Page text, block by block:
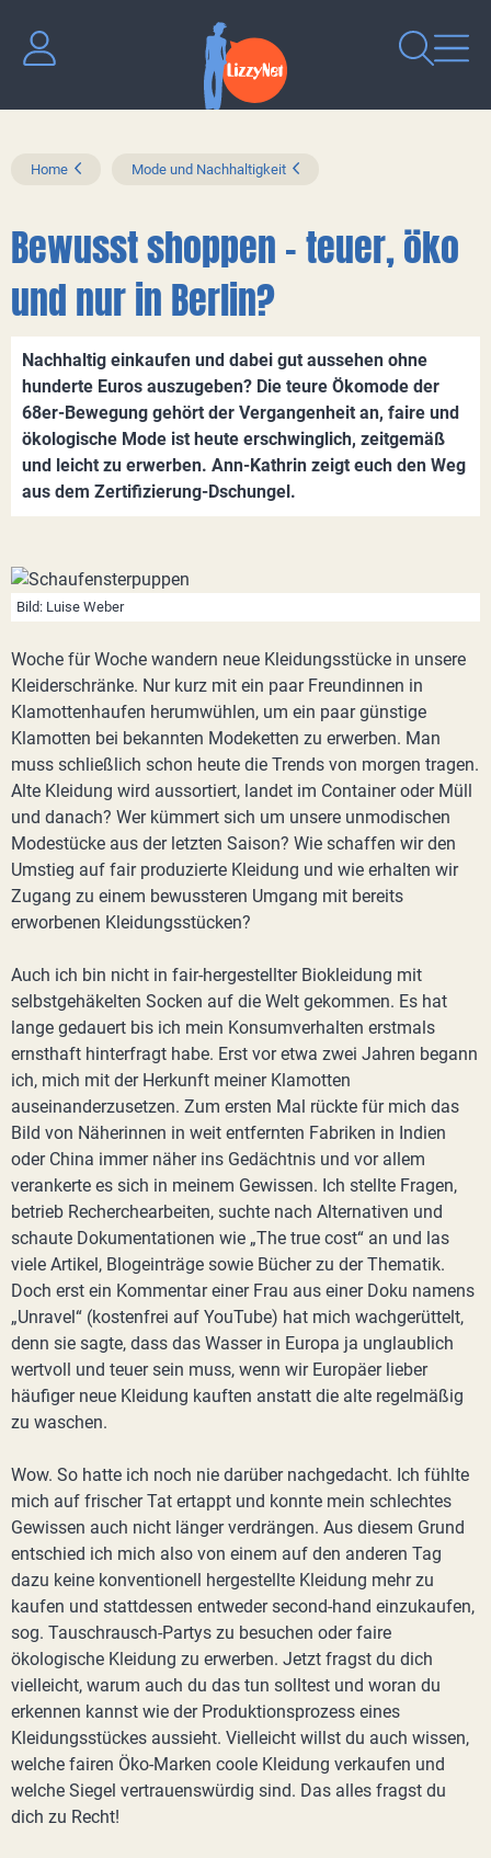
Home Mode und Nachhaltigkeit
Bewusst shoppen – teuer, öko
und nur in Berlin?
Nachhaltig einkaufen und dabei gut aussehen ohne
hunderte Euros auszugeben? Die teure Ökomode der
68er-Bewegung gehört der Vergangenheit an, faire und
ökologische Mode ist heute erschwinglich, zeitgemäß
und leicht zu erwerben. Ann-Kathrin zeigt euch den Weg
aus dem Zertifizierung-Dschungel.
Bild: Luise Weber
Woche für Woche wandern neue Kleidungsstücke in unsere
Kleiderschränke. Nur kurz mit ein paar Freundinnen in
Klamottenhaufen herumwühlen, um ein paar günstige
Klamotten bei bekannten Modeketten zu erwerben. Man
muss schließlich schon heute die Trends von morgen tragen.
Alte Kleidung wird aussortiert, landet im Container oder Müll
und danach? Wer kümmert sich um unsere unmodischen
Modestücke aus der letzten Saison? Wie schaffen wir den
Umstieg auf fair produzierte Kleidung und wie erhalten wir
Zugang zu einem bewussteren Umgang mit bereits
erworbenen Kleidungsstücken?
Auch ich bin nicht in fair-hergestellter Biokleidung mit
selbstgehäkelten Socken auf die Welt gekommen. Es hat
lange gedauert bis ich mein Konsumverhalten erstmals
ernsthaft hinterfragt habe. Erst vor etwa zwei Jahren begann
ich, mich mit der Herkunft meiner Klamotten
auseinanderzusetzen. Zum ersten Mal rückte für mich das
Bild von Näherinnen in weit entfernten Fabriken in Indien
oder China immer näher ins Gedächtnis und vor allem
verankerte es sich in meinem Gewissen. Ich stellte Fragen,
betrieb Recherchearbeiten, suchte nach Alternativen und
schaute Dokumentationen wie „The true cost“ an und las
viele Artikel, Blogeinträge sowie Bücher zu der Thematik.
Doch erst ein Kommentar einer Frau aus einer Doku namens
„Unravel“ (kostenfrei auf YouTube) hat mich wachgerüttelt,
denn sie sagte, dass das Wasser in Europa ja unglaublich
wertvoll und teuer sein muss, wenn wir Europäer lieber
häufiger neue Kleidung kauften anstatt die alte regelmäßig
zu waschen.
Wow. So hatte ich noch nie darüber nachgedacht. Ich fühlte
mich auf frischer Tat ertappt und konnte mein schlechtes
Gewissen auch nicht länger verdrängen. Aus diesem Grund
entschied ich mich also von einem auf den anderen Tag
dazu keine konventionell hergestellte Kleidung mehr zu
kaufen und stattdessen entweder second-hand einzukaufen,
sog. Tauschrausch-Partys zu besuchen oder faire
ökologische Kleidung zu erwerben. Jetzt fragst du dich
vielleicht, warum auch du das tun solltest und woran du
erkennen kannst wie der Produktionsprozess eines
Kleidungsstückes aussieht. Vielleicht willst du auch wissen,
welche fairen Öko-Marken coole Kleidung verkaufen und
welche Siegel vertrauenswürdig sind. Das alles fragst du
dich zu Recht!